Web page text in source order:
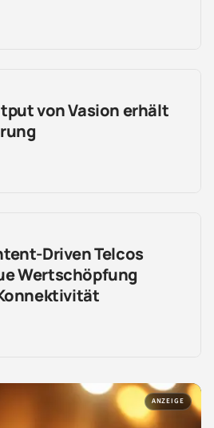
von Vasion erhält
Driven Telcos
Wertschöpfung
ANZEIGE